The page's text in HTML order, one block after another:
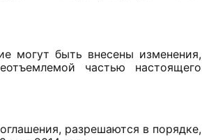
могут быть внесены изменения,
частью настоящего
разрешаются в порядке,